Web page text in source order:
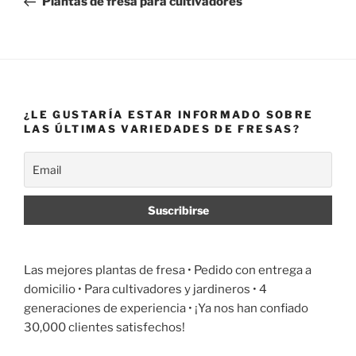
entradas
¿LE GUSTARÍA ESTAR INFORMADO SOBRE
LAS ÚLTIMAS VARIEDADES DE FRESAS?
Las mejores plantas de fresa • Pedido con entrega a
domicilio • Para cultivadores y jardineros • 4
generaciones de experiencia • ¡Ya nos han confiado
30,000 clientes satisfechos!